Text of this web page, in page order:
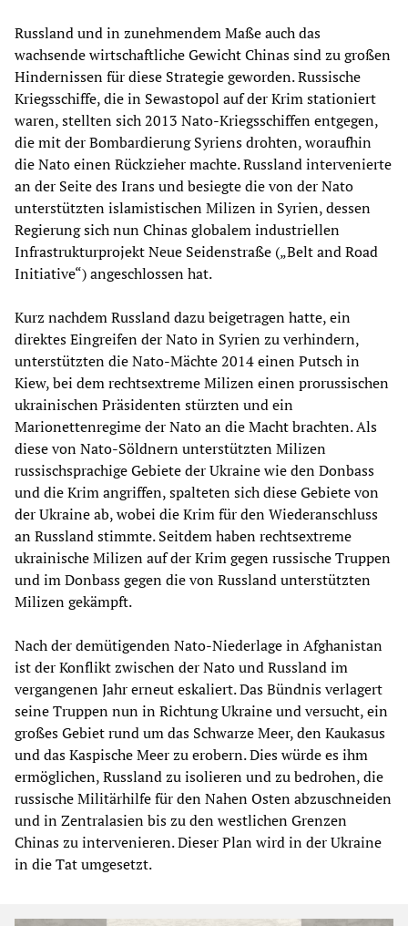
Russland und in zunehmendem Maße auch das
wachsende wirtschaftliche Gewicht Chinas sind zu großen
Hindernissen für diese Strategie geworden. Russische
Kriegsschiffe, die in Sewastopol auf der Krim stationiert
waren, stellten sich 2013 Nato-Kriegsschiffen entgegen,
die mit der Bombardierung Syriens drohten, woraufhin
die Nato einen Rückzieher machte. Russland intervenierte
an der Seite des Irans und besiegte die von der Nato
unterstützten islamistischen Milizen in Syrien, dessen
Regierung sich nun Chinas globalem industriellen
Infrastrukturprojekt Neue Seidenstraße („Belt and Road
Initiative“) angeschlossen hat.
Kurz nachdem Russland dazu beigetragen hatte, ein
direktes Eingreifen der Nato in Syrien zu verhindern,
unterstützten die Nato-Mächte 2014 einen Putsch in
Kiew, bei dem rechtsextreme Milizen einen prorussischen
ukrainischen Präsidenten stürzten und ein
Marionettenregime der Nato an die Macht brachten. Als
diese von Nato-Söldnern unterstützten Milizen
russischsprachige Gebiete der Ukraine wie den Donbass
und die Krim angriffen, spalteten sich diese Gebiete von
der Ukraine ab, wobei die Krim für den Wiederanschluss
an Russland stimmte. Seitdem haben rechtsextreme
ukrainische Milizen auf der Krim gegen russische Truppen
und im Donbass gegen die von Russland unterstützten
Milizen gekämpft.
Nach der demütigenden Nato-Niederlage in Afghanistan
ist der Konflikt zwischen der Nato und Russland im
vergangenen Jahr erneut eskaliert. Das Bündnis verlagert
seine Truppen nun in Richtung Ukraine und versucht, ein
großes Gebiet rund um das Schwarze Meer, den Kaukasus
und das Kaspische Meer zu erobern. Dies würde es ihm
ermöglichen, Russland zu isolieren und zu bedrohen, die
russische Militärhilfe für den Nahen Osten abzuschneiden
und in Zentralasien bis zu den westlichen Grenzen
Chinas zu intervenieren. Dieser Plan wird in der Ukraine
in die Tat umgesetzt.